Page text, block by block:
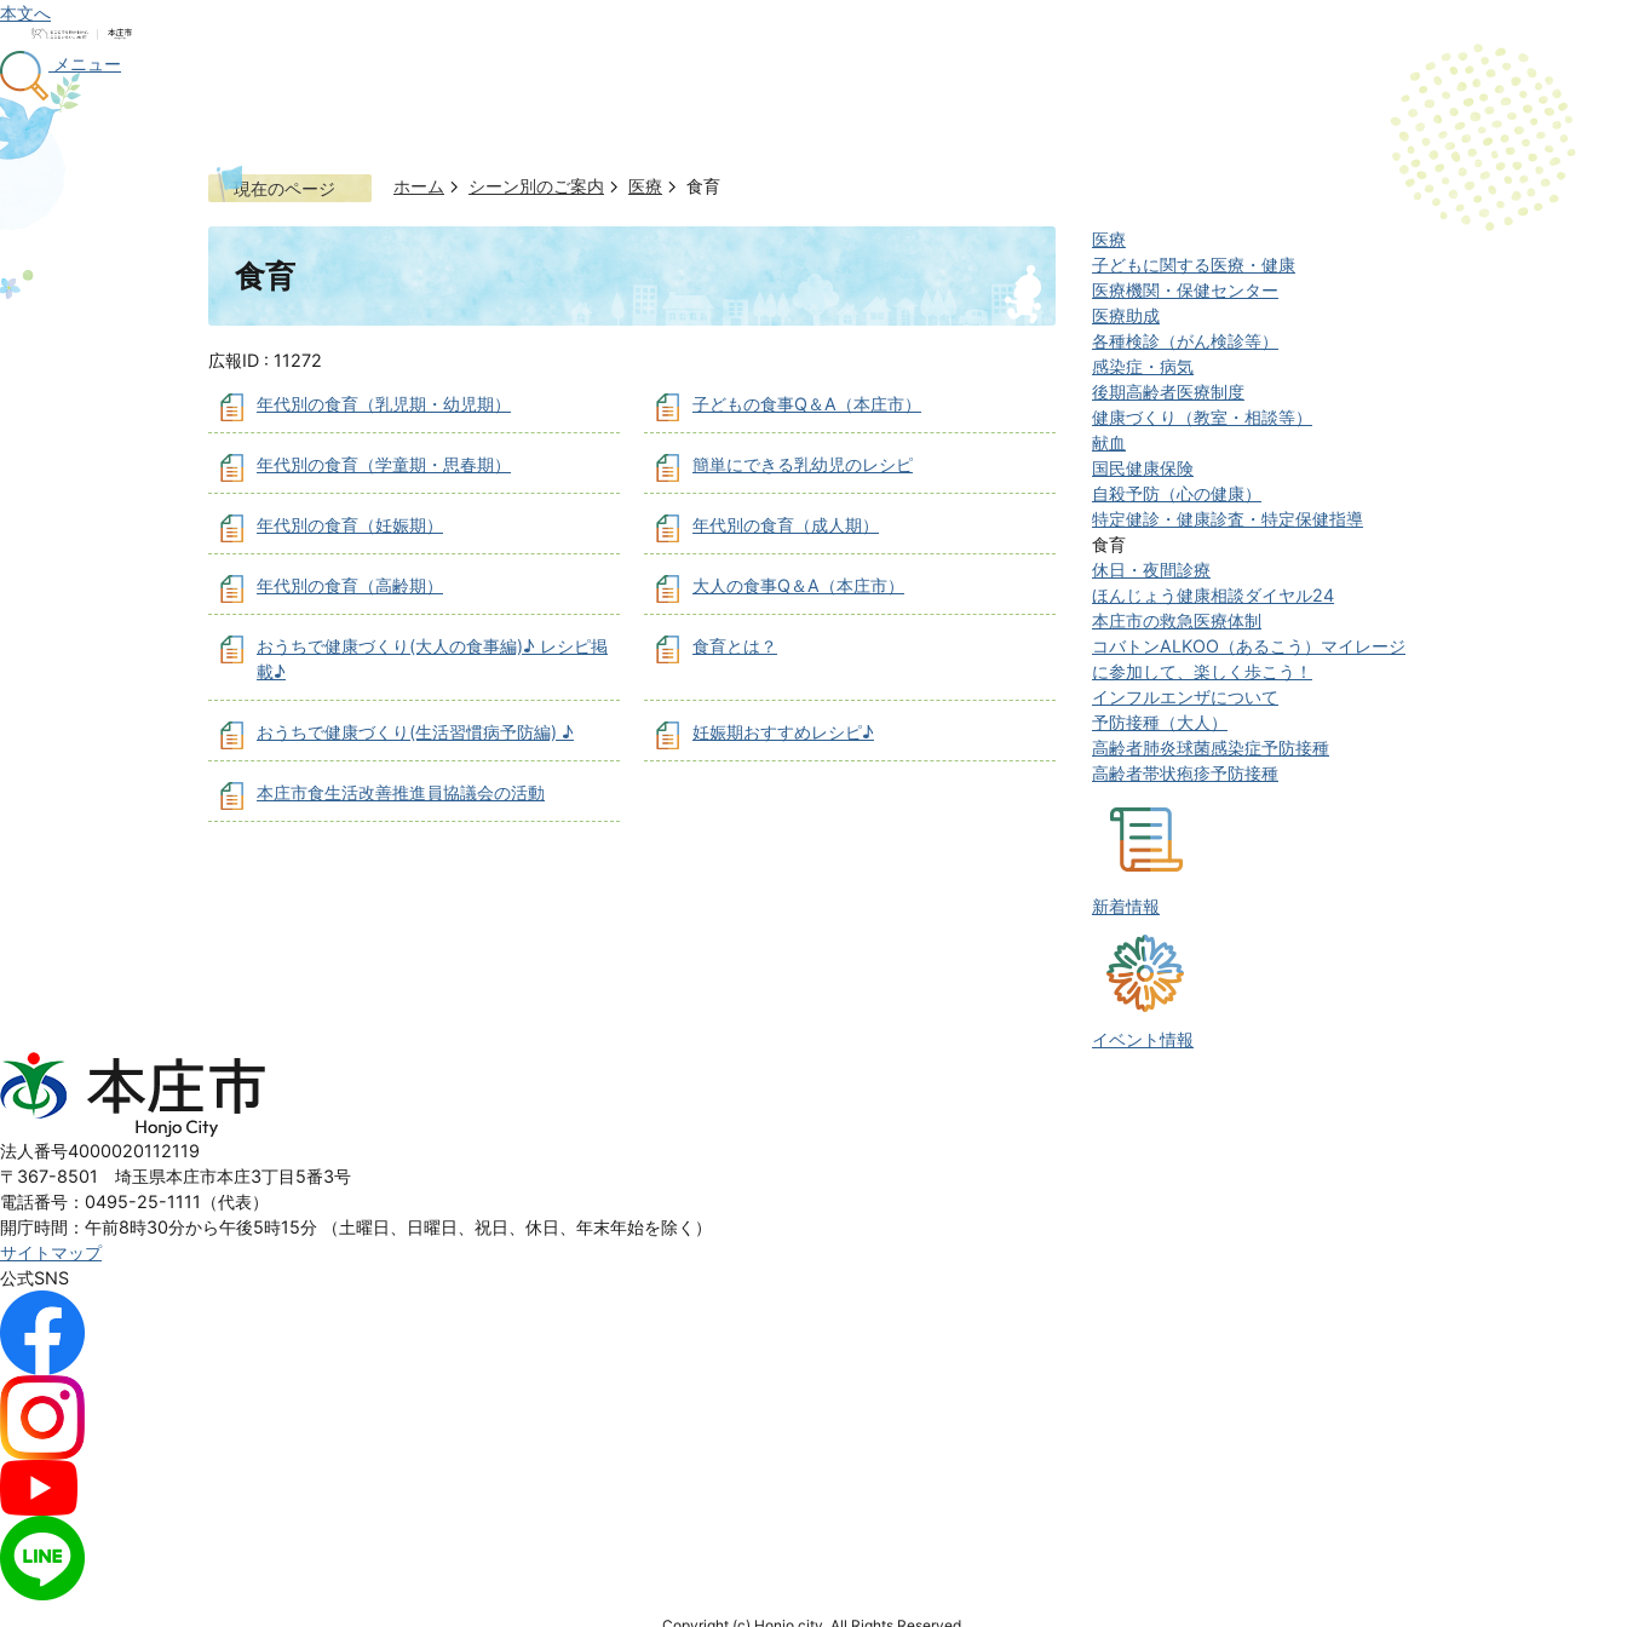
本文へ
メニュー
現在のページ ホーム シーン別のご案内 医療 食育
食育
広報ID : 11272
年代別の食育（乳児期・幼児期） 子どもの食事Q＆A（本庄市）
年代別の食育（学童期・思春期） 簡単にできる乳幼児のレシピ
年代別の食育（妊娠期） 年代別の食育（成人期）
年代別の食育（高齢期） 大人の食事Q＆A（本庄市）
おうちで健康づくり(大人の食事編)♪ レシピ掲
載♪
食育とは？
おうちで健康づくり(生活習慣病予防編) ♪ 妊娠期おすすめレシピ♪
本庄市食生活改善推進員協議会の活動
医療
子どもに関する医療・健康
医療機関・保健センター
医療助成
各種検診（がん検診等）
感染症・病気
後期高齢者医療制度
健康づくり（教室・相談等）
献血
国民健康保険
自殺予防（心の健康）
特定健診・健康診査・特定保健指導
食育
休日・夜間診療
ほんじょう健康相談ダイヤル24
本庄市の救急医療体制
コバトンALKOO（あるこう）マイレージ
に参加して、楽しく歩こう！
インフルエンザについて
予防接種（大人）
高齢者肺炎球菌感染症予防接種
高齢者帯状疱疹予防接種
新着情報
イベント情報
本
庄
Honjo
City
法人番号4000020112119
〒367-8501 埼玉県本庄市本庄3丁目5番3号
電話番号：0495-25-1111（代表）
開庁時間：午前8時30分から午後5時15分
（土曜日、日曜日、祝日、休日、年末年始を除く）
サイトマップ
公式SNS